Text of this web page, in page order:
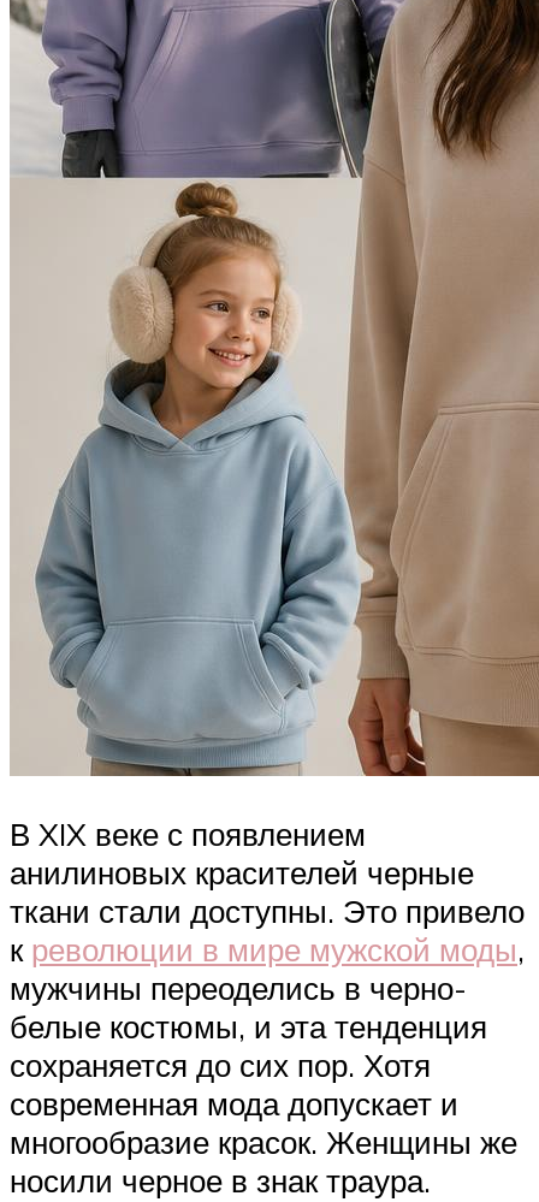
В XIX веке с появлением
анилиновых красителей черные
ткани стали доступны. Это привело
к революции в мире мужской моды,
мужчины переоделись в черно-
белые костюмы, и эта тенденция
сохраняется до сих пор. Хотя
современная мода допускает и
многообразие красок. Женщины же
носили черное в знак траура.